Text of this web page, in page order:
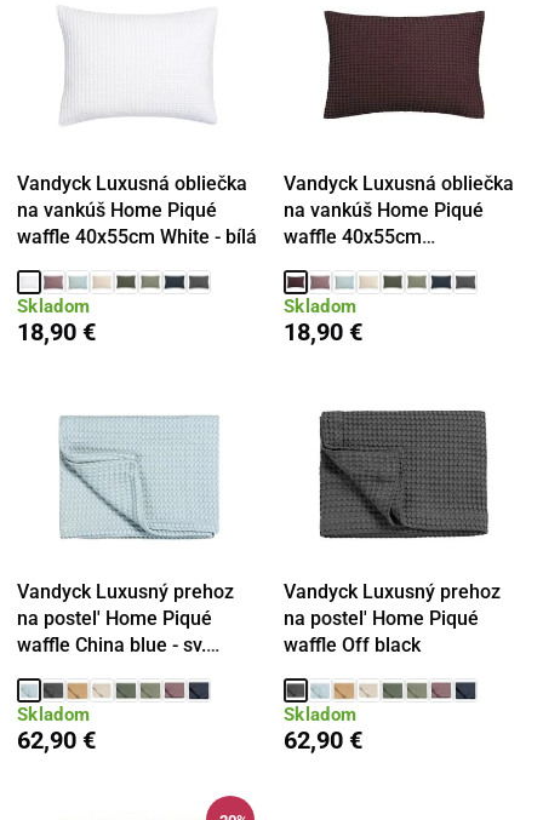
Vandyck Luxusná obliečka
na vankúš Home Piqué
waffle 40x55cm White - bílá
Skladom
18,90 €
Vandyck Luxusná obliečka
na vankúš Home Piqué
waffle 40x55cm
Skladom
18,90 €
Vandyck Luxusný prehoz
na postel' Home Piqué
waffle China blue - sv.
Skladom
62,90 €
Vandyck Luxusný prehoz
na postel' Home Piqué
waffle Off black
Skladom
62,90 €